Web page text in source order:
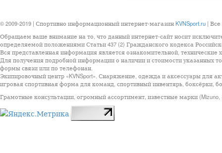
© 2009-2019 | Спортивно информационный интернет-магазин KVNSport.ru |
Обращаем ваше внимание на то, что данный интернет-сайт носит
определяемой положениями Статьи 437 (2) Гражданского кодекса
Вся представленная информация является ознакомительной, технические
Для получения подробной информации о наличии и стоимости указанных
формы связи или по телефонан.
Экипировочный центр «KVNSport». Снаряжение, одежда и аксессуары для
игровая спортивная форма для команд, спортивный инвентярь, боксёрки,
Грамотные консультации, огромный ассортимент, известные марки (Mizuno,